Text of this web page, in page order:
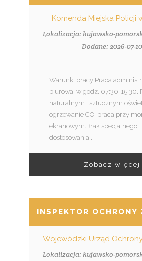
Komenda Miejska Policji
Dodane: 2026-07-10
Warunki pracy Praca
biurowa, w godz. 07:30-15:30.
naturalnym i sztucznym
ogrzewanie CO, praca przy
ekranowym.Brak specjalnego
dostosowania...
Zobacz więcej
INSPEKTOR